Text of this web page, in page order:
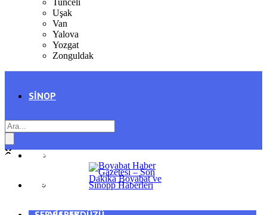
Tunceli
Uşak
Van
Yalova
Yozgat
Zonguldak
SINOP
AYANCIK
GENEL
SPOR